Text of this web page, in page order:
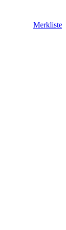
Merkliste